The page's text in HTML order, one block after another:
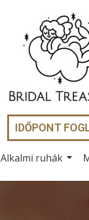
IDŐPONT
Alkalmi ruhák